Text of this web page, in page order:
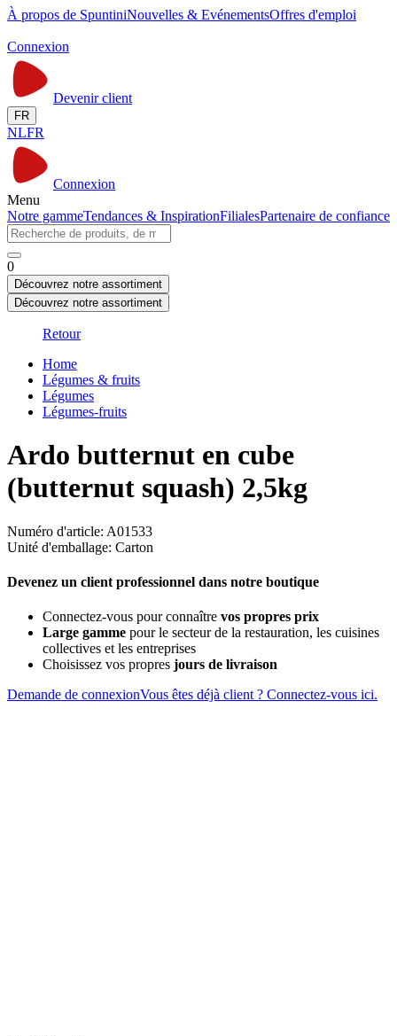
À propos de SpuntiniNouvelles & EvénementsOffres d'emploi
Connexion
Devenir client
FR
NLFR
Connexion
Menu
Notre gammeTendances & InspirationFilialesPartenaire de confiance
0
Découvrez notre assortiment
Découvrez notre assortiment
Retour
Home
Légumes & fruits
Légumes
Légumes-fruits
Ardo butternut en cube
(butternut squash) 2,5kg
Numéro d'article: A01533
Unité d'emballage: Carton
Devenez un client professionnel dans notre boutique
Connectez-vous pour connaître vos propres prix
Large gamme pour le secteur de la restauration, les cuisines
collectives et les entreprises
Choisissez vos propres jours de livraison
Demande de connexionVous êtes déjà client ? Connectez-vous ici.